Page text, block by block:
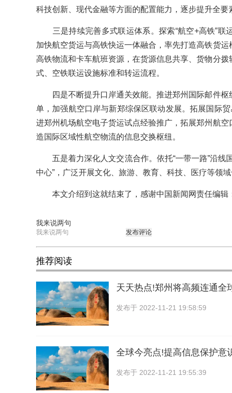
科技创新、现代金融等方面的配置能力，逐步提升全要
三是持续完善多式联运体系。探索“航空+高铁”联
加快航空货运与高铁快运一体融合，率先打造高铁货运
高铁物流和卡车航班资源，在货源信息共享、货物分
式、空铁联运设施标准和转运流程。
四是不断提升口岸通关效能。推进郑州国际邮件枢
单，加强航空口岸与新郑综保区联动发展。拓展国际
进郑州机场航空电子货运试点经验推广，拓展郑州航
造国际区域性航空物流的信息交换枢纽。
五是着力深化人文交流合作。依托“一带一路”沿线
中心”，广泛开展文化、旅游、教育、科技、医疗等领
本文介绍到这就结束了，感谢中国新闻网责任编辑
我来说两句
发布评论
推荐阅读
天天热点!郑州将高频连通全
发布于 2022-11-21 19:58:59
全球今亮点!提高信息保护意
发布于 2022-11-21 19:55:39